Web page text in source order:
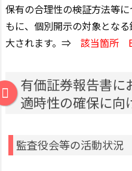
保有の合理性の検証方法等
もに、個別開示の対象とな
大されます。⇒ 該当箇所
有価証券報告書に
適時性の確保に向
監査役会等の活動状況